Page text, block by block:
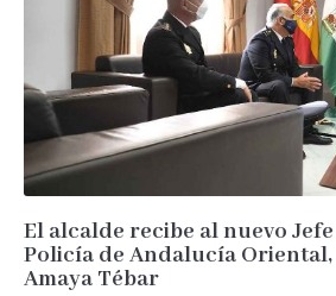
El alcalde recibe al nuevo
Policía de Andalucía Oriental,
Amaya Tébar